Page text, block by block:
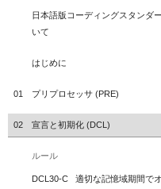
日本語版コーディングスタンダ
いて
はじめに
01 プリプロセッサ (PRE)
02 宣言と初期化 (DCL)
ルール
DCL30-C
適切な記憶域期間で